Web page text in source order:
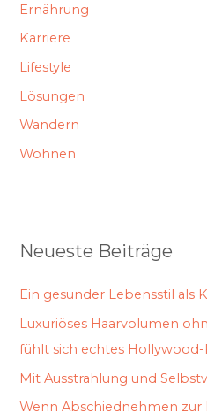
Ernährung
Karriere
Lifestyle
Lösungen
Wandern
Wohnen
Neueste Beiträge
Ein gesunder Lebensstil als
Luxuriöses Haarvolumen
fühlt sich echtes Hollywood-
Mit Ausstrahlung und
Wenn Abschiednehmen zur